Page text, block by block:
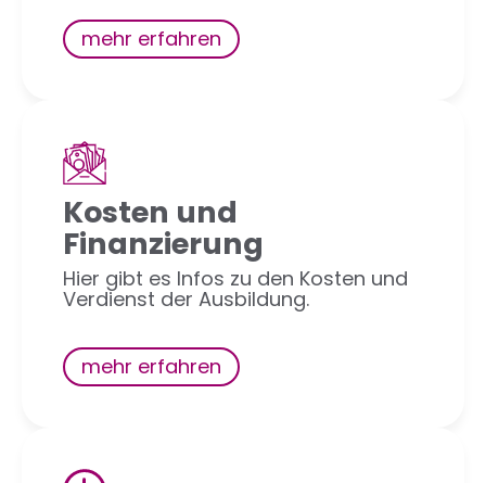
mehr erfahren
Kosten und
Finanzierung
Hier gibt es Infos zu den Kosten und
Verdienst der Ausbildung.
mehr erfahren